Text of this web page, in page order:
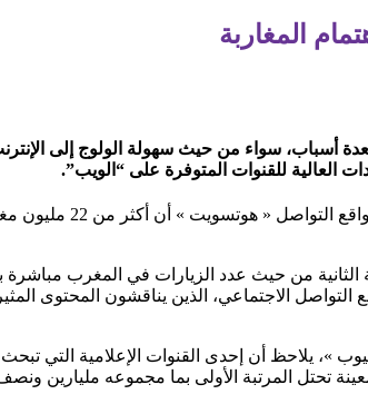
المغاربة
أسباب، سواء من حيث سهولة الولوج إلى
العالية للقنوات المتوفرة على “الويب”.
الثانية من حيث عدد الزيارات في المغرب
»، يلاحظ أن إحدى القنوات الإعلامية التي
تحتل المرتبة الأولى بما مجموعه مليارين ونصف